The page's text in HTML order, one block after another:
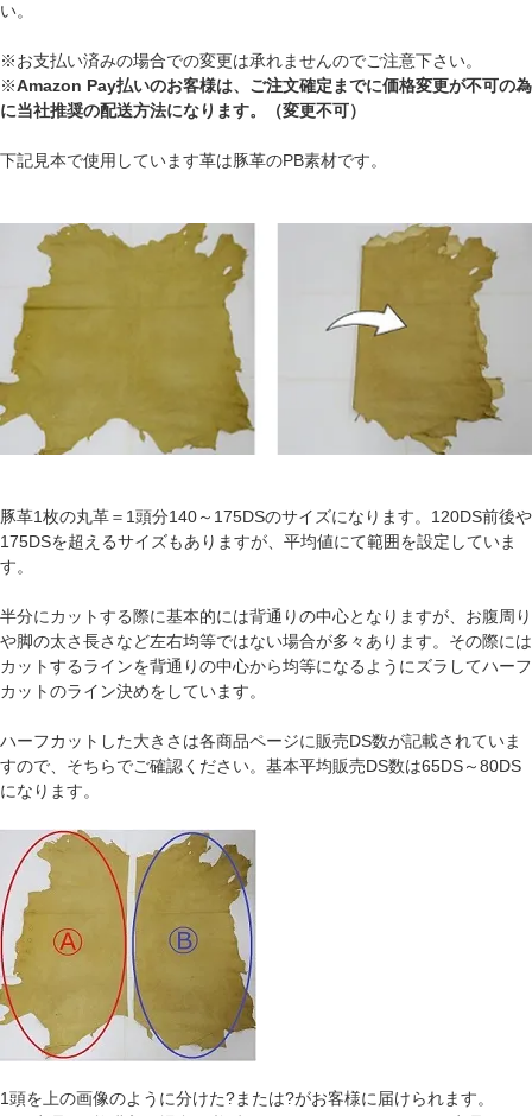
い。
※お支払い済みの場合での変更は承れませんのでご注意下さい。
※Amazon Pay払いのお客様は、ご注文確定までに価格変更が不可の為
に当社推奨の配送方法になります。（変更不可）
下記見本で使用しています革は豚革のPB素材です。
豚革1枚の丸革＝1頭分140～175DSのサイズになります。120DS前後や
175DSを超えるサイズもありますが、平均値にて範囲を設定していま
す。
半分にカットする際に基本的には背通りの中心となりますが、お腹周り
や脚の太さ長さなど左右均等ではない場合が多々あります。その際には
カットするラインを背通りの中心から均等になるようにズラしてハーフ
カットのライン決めをしています。
ハーフカットした大きさは各商品ページに販売DS数が記載されていま
すので、そちらでご確認ください。基本平均販売DS数は65DS～80DS
になります。
1頭を上の画像のように分けた?または?がお客様に届けられます。